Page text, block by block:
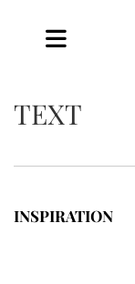
TEXT
INSPIRATION